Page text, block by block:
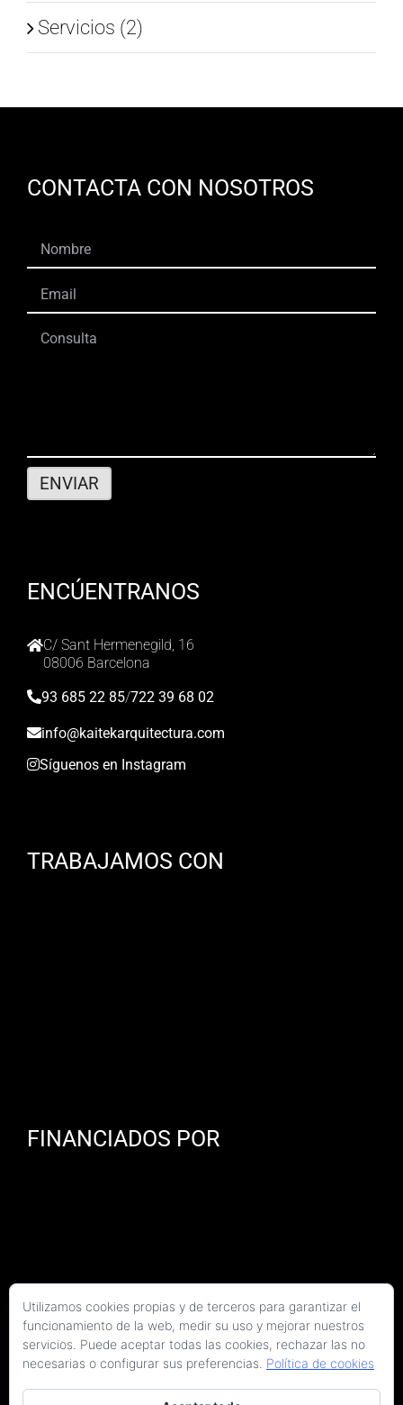
Servicios (2)
CONTACTA CON NOSOTROS
ENCÚENTRANOS
C/ Sant Hermenegild, 16
08006 Barcelona
93 685 22 85/722 39 68 02
info@kaitekarquitectura.com
Síguenos en Instagram
TRABAJAMOS CON
FINANCIADOS POR
Utilizamos cookies propias y de terceros para garantizar el
funcionamiento de la web, medir su uso y mejorar nuestros
servicios. Puede aceptar todas las cookies, rechazar las no
necesarias o configurar sus preferencias. Política de cookies